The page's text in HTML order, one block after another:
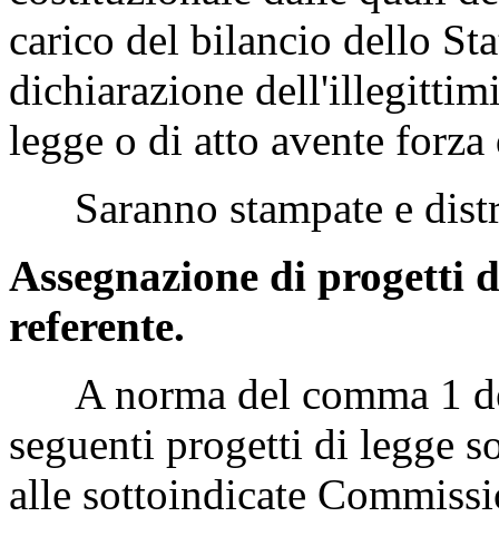
carico del bilancio dello
dichiarazione
legge o di atto avente
Saranno stampate e
Assegnazione di progetti
referente.
A norma del comma 1
seguenti progetti di legge
alle sottoindicate